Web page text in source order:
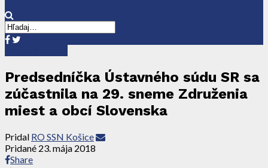
Predsedníčka Ústavného súdu SR sa
zúčastnila na 29. sneme Združenia
miest a obcí Slovenska
Pridal RO SSN Košice
Pridané 23. mája 2018
Share